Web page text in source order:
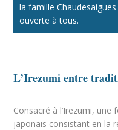
la famille
ouverte à tous.
L’Irezumi entre
Consacré à l’Irezumi,
japonais consistant en la